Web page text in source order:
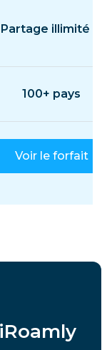
Partage illimité
100+ pays
Voir le forfait